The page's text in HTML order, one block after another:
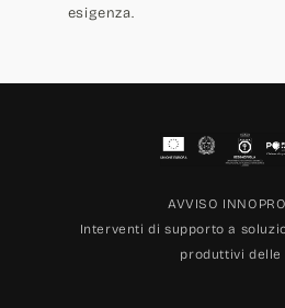
esigenza.
AVVISO
Interventi di supporto a
produttivi delle